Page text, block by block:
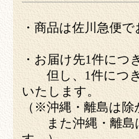
・商品は佐川急便
・お届け先1件に
但し、1件につ
いたします。
（※沖縄・離島は
また沖縄・離島